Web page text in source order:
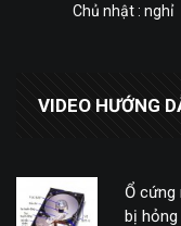
Chủ nhật : nghỉ
VIDEO HƯỚNG
Ổ cứng
bị